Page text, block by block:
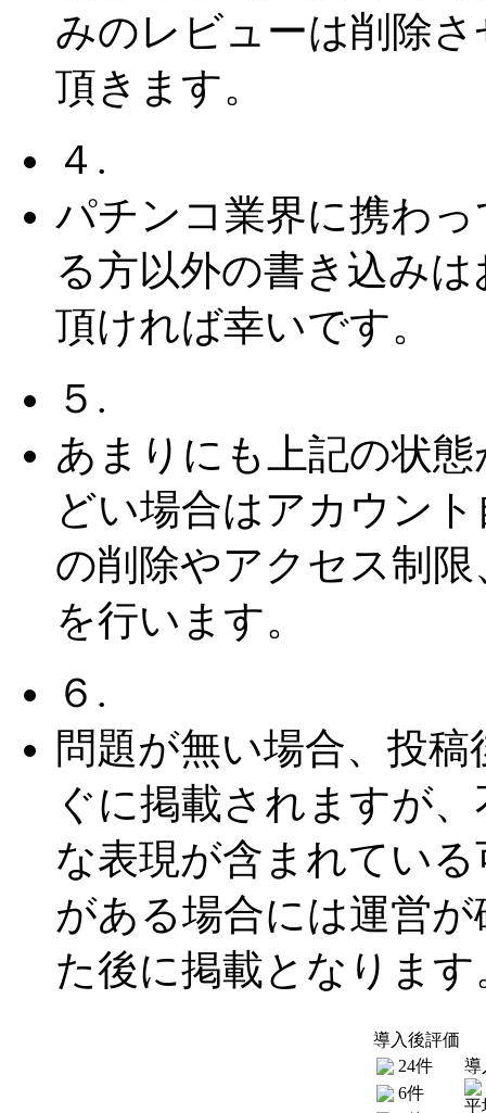
みのレビューは削除さ
頂きます。
４.
パチンコ業界に携わっ
る方以外の書き込みは
頂ければ幸いです。
５.
あまりにも上記の状態
どい場合はアカウント
の削除やアクセス制限
を行います。
６.
問題が無い場合、投稿
ぐに掲載されますが
な表現が含まれている
がある場合には運営が
た後に掲載となります
導入後評価
24件
6件
導
平